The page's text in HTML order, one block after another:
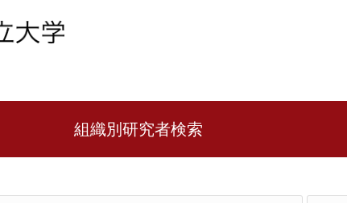
組織別研究者検索